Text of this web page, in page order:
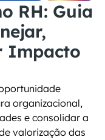
RH: Guia
Impacto
organizacional,
e consolidar a
valorização das